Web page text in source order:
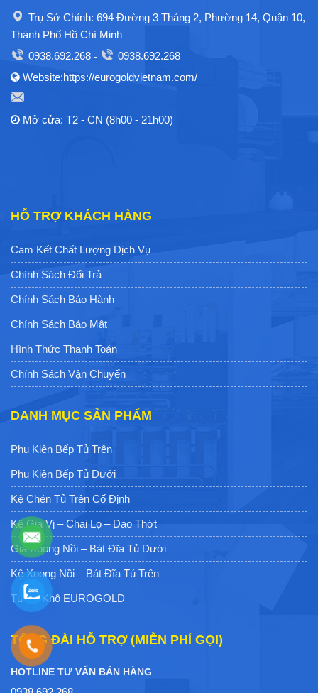
Trụ Sở Chính: 694 Đường 3 Tháng 2, Phường 14, Quận 10,
Thành Phố Hồ Chí Minh
0938.692.268 -
0938.692.268
Website:https://eurogoldvietnam.com/
Mở cửa: T2 - CN (8h00 - 21h00)
HỖ TRỢ KHÁCH HÀNG
Cam Kết Chất Lượng Dịch Vụ
Chính Sách Đổi Trả
Chính Sách Bảo Hành
Chính Sách Bảo Mật
Hình Thức Thanh Toán
Chính Sách Vận Chuyển
DANH MỤC SẢN PHẨM
Phụ Kiện Bếp Tủ Trên
Phụ Kiện Bếp Tủ Dưới
Kệ Chén Tủ Trên Cố Định
Kệ Gia Vị – Chai Lọ – Dao Thớt
Giá Xoong Nồi – Bát Đĩa Tủ Dưới
Kệ Xoong Nồi – Bát Đĩa Tủ Trên
Tủ Đồ Khô EUROGOLD
TỔNG ĐÀI HỖ TRỢ (MIỄN PHÍ GỌI)
HOTLINE TƯ VẤN BÁN HÀNG